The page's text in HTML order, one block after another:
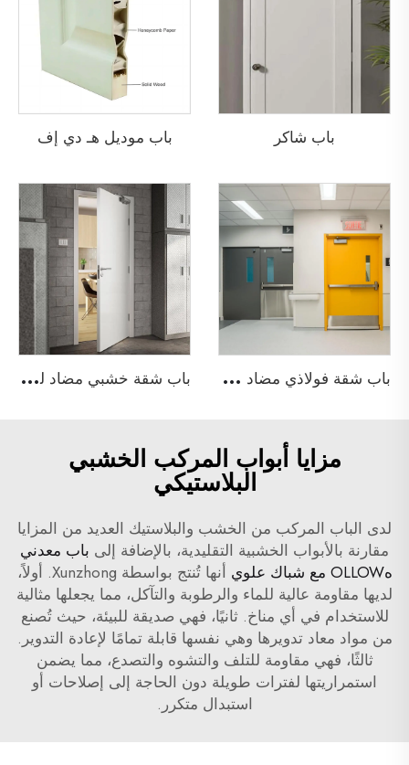
باب شاكر باب موديل هـ دي إف
ب
اب شقة فولاذي مضاد للحريق ب
اب شقة خشبي مضاد للحريق
مزايا أبواب المركب الخشبي
البلاستيكي
لدى الباب المركب من الخشب والبلاستيك العديد من المزايا
مقارنة بالأبواب الخشبية التقليدية، بالإضافة إلى باب معدني
هOLLOW مع شباك علوي
أنها تُنتج بواسطة Xunzhong. أولاً،
لديها مقاومة عالية للماء والرطوبة والتآكل، مما يجعلها مثالية
للاستخدام في أي مناخ. ثانيًا، فهي صديقة للبيئة، حيث تُصنع
من مواد معاد تدويرها وهي نفسها قابلة تمامًا لإعادة التدوير.
ثالثًا، فهي مقاومة للتلف والتشوه والتصدع، مما يضمن
استمراريتها لفترات طويلة دون الحاجة إلى إصلاحات أو
استبدال متكرر.